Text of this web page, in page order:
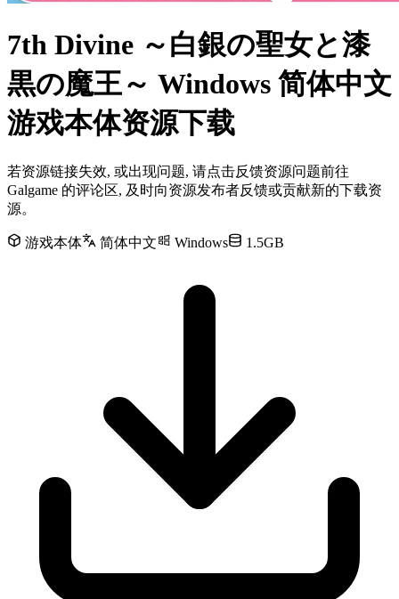
7th Divine ～白銀の聖女と漆
黒の魔王～ Windows 简体中文
游戏本体资源下载
若资源链接失效, 或出现问题, 请点击反馈资源问题前往
Galgame 的评论区, 及时向资源发布者反馈或贡献新的下载资
源。
游戏本体 简体中文 Windows 1.5GB